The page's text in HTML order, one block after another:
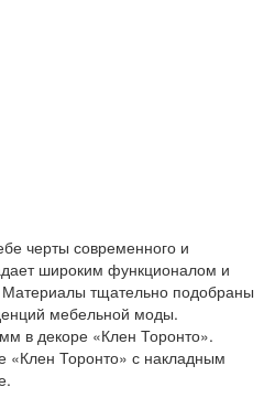
черты современного и
широким функционалом и
тщательно подобраны
мебельной моды.
в декоре «Клен Торонто».
Торонто» с накладным